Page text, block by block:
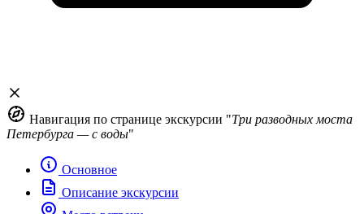
Навигация по странице экскурсии "Три разводных моста
Петербурга — с воды"
Основное
Описание экскурсии